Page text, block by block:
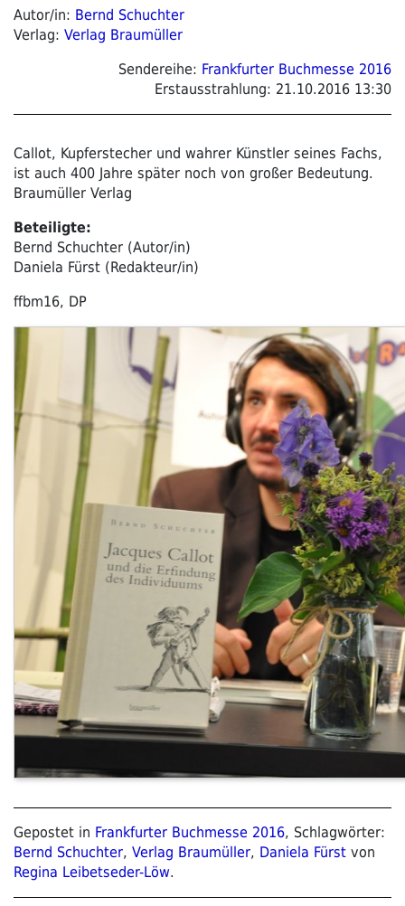
Autor/in: Bernd Schuchter
Verlag: Verlag Braumüller
Sendereihe: Frankfurter Buchmesse 2016
Erstausstrahlung: 21.10.2016 13:30
Callot, Kupferstecher und wahrer Künstler seines Fachs,
ist auch 400 Jahre später noch von großer Bedeutung.
Braumüller Verlag
Beteiligte:
Bernd Schuchter (Autor/in)
Daniela Fürst (Redakteur/in)
ffbm16, DP
Gepostet in Frankfurter Buchmesse 2016, Schlagwörter:
Bernd Schuchter, Verlag Braumüller, Daniela Fürst von
Regina Leibetseder-Löw.